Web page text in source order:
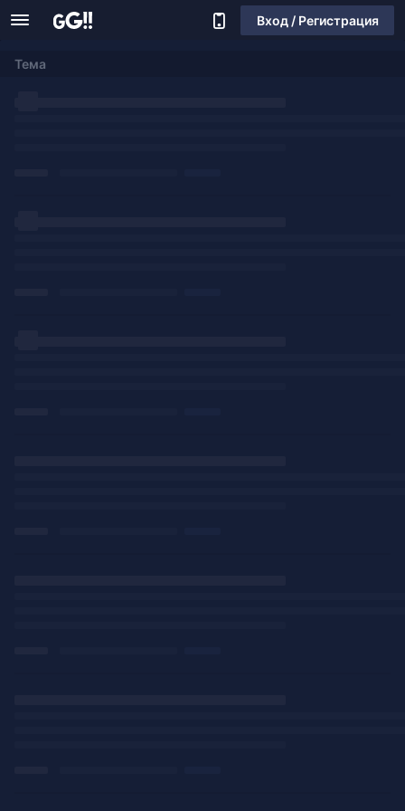
Вход / Регистрация
Тема